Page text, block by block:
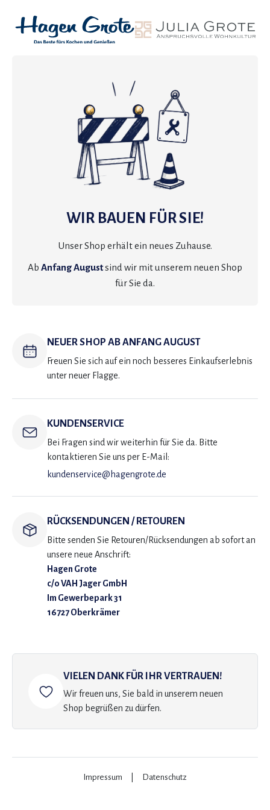
WIR BAUEN FÜR SIE!
Unser Shop erhält ein neues Zuhause.
Ab Anfang Augustsind wir mit unserem neuen Shop
für Sie da.
NEUER SHOP AB ANFANG AUGUST
Freuen Sie sich auf ein noch besseres Einkaufserlebnis
unter neuer Flagge.
KUNDENSERVICE
Bei Fragen sind wir weiterhin für Sie da. Bitte
kontaktieren Sie uns per E-Mail:
kundenservice@hagengrote.de
RÜCKSENDUNGEN / RETOUREN
Bitte senden Sie Retouren/Rücksendungen ab sofort an
unsere neue Anschrift:
Hagen Grote
c/o VAH Jager GmbH
Im Gewerbepark 31
16727 Oberkrämer
VIELEN DANK FÜR IHR VERTRAUEN!
Wir freuen uns, Sie bald in unserem neuen
Shop begrüßen zu dürfen.
Impressum Datenschutz